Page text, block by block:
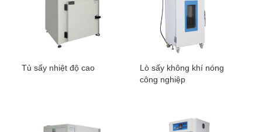
Tủ sấy nhiệt độ cao
Lò sấy không khí nóng
công nghiệp